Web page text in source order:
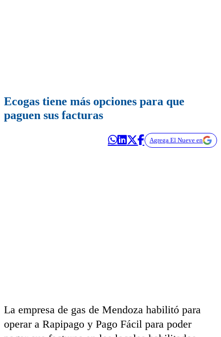
Ecogas tiene más opciones para que
paguen sus facturas
Agrega El Nueve en
La empresa de gas de Mendoza habilitó para
operar a Rapipago y Pago Fácil para poder